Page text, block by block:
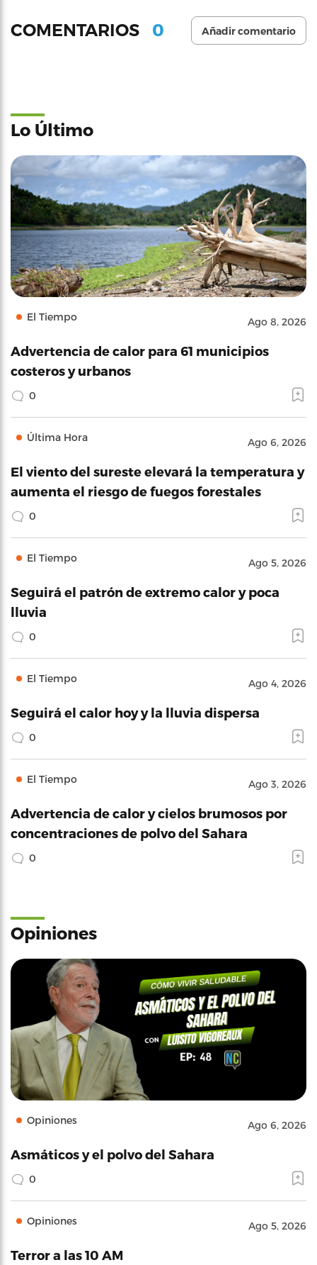
COMENTARIOS 0 Añadir comentario
Lo Último
El Tiempo Ago 8, 2026
Advertencia de calor para 61 municipios
costeros y urbanos
0
Última Hora Ago 6, 2026
El viento del sureste elevará la temperatura y
aumenta el riesgo de fuegos forestales
0
El Tiempo Ago 5, 2026
Seguirá el patrón de extremo calor y poca
lluvia
0
El Tiempo Ago 4, 2026
Seguirá el calor hoy y la lluvia dispersa
0
El Tiempo Ago 3, 2026
Advertencia de calor y cielos brumosos por
concentraciones de polvo del Sahara
0
Opiniones
Opiniones Ago 6, 2026
Asmáticos y el polvo del Sahara
0
Opiniones Ago 5, 2026
Terror a las 10 AM